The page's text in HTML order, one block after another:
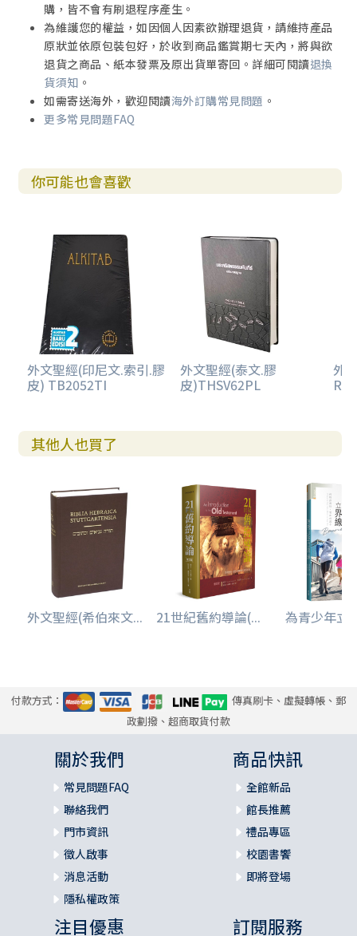
購，皆不會有刷退程序產生。
為維護您的權益，如因個人因素欲辦理退貨，請維持產品
原狀並依原包裝包好，於收到商品鑑賞期七天內，將與欲
退貨之商品、紙本發票及原出貨單寄回。詳細可閱讀退換
貨須知 。
如需寄送海外，歡迎閱讀海外訂購常見問題 。
更多常見問題FAQ
你可能也會喜歡
外文聖經(印尼文.索引.膠
皮) TB2052TI
外文聖經(泰文.膠
皮)THSV62PL
外
其他人也買了
外文聖經(希伯來文... 21世紀舊約導論(... 為青少年立
付款方式：
傳真刷卡、虛擬轉帳、郵
政劃撥、超商取貨付款
關於我們
常見問題FAQ
聯絡我們
門市資訊
徵人啟事
消息活動
隱私權政策
商品快訊
全館新品
館長推薦
禮品專區
校園書饗
即將登場
注目優惠 訂閱服務